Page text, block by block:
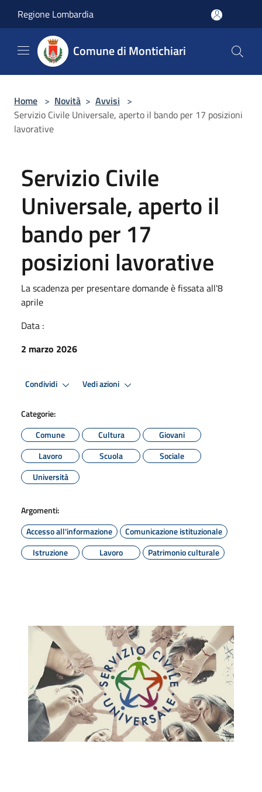
Regione Lombardia
Comune di Montichiari
Home > Novità > Avvisi >
Servizio Civile Universale, aperto il bando per 17 posizioni
lavorative
Servizio Civile
Universale, aperto il
bando per 17
posizioni lavorative
La scadenza per presentare domande è fissata all'8
aprile
Data :
2 marzo 2026
Condividi Vedi azioni
Categorie:
Comune
Cultura
Giovani
Lavoro
Scuola
Sociale
Università
Argomenti:
Accesso all'informazione
Comunicazione istituzionale
Istruzione
Lavoro Patrimonio culturale